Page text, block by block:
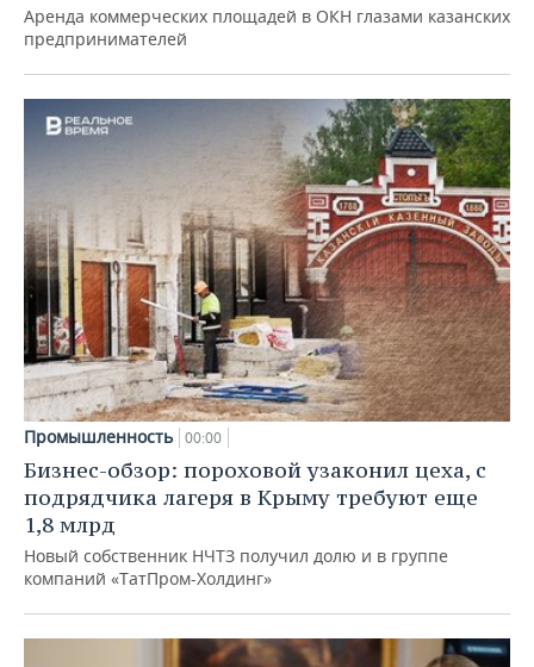
Аренда коммерческих площадей в ОКН глазами казанских
предпринимателей
Промышленность 00:00
Бизнес-обзор: пороховой узаконил цеха, с
подрядчика лагеря в Крыму требуют еще
1,8 млрд
Новый собственник НЧТЗ получил долю и в группе
компаний «ТатПром-Холдинг»